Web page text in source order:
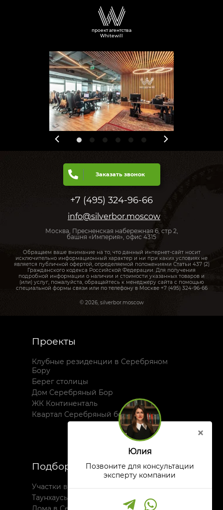
Проекты
Клубные резиденции в Серебряном
Бору
Берег столицы
Дом Серебряный Бор
ЖК Континенталь
Квартал Серебряный бор
Подборки
Участки в Серебряном Бору
Таунхаусы в Серебряном бору
Заказать звонок
+7 (495) 324-96-66
info@silverbor.moscow
Москва, Пресненская набережная 6, стр 2,
башня «Империя», офис 4315
Обращаем ваше внимание на то, что данный интернет-сайт носит
исключительно информационный характер и ни при каких условиях не
является публичной офертой, определяемой положениями Статьи 437 (2)
Гражданского кодекса Российской Федерации. Для получения
подробной информации о наличии и стоимости указанных товаров и
(или) услуг, пожалуйста, обращайтесь к менеджеру сайта с помощью
специальной формы связи или по телефону в Москве +7 (495) 324-96-66
© 2026, silverbor.moscow
проект агентства
Whitewill
Юлия
Позвоните для консультации
эксперту компании